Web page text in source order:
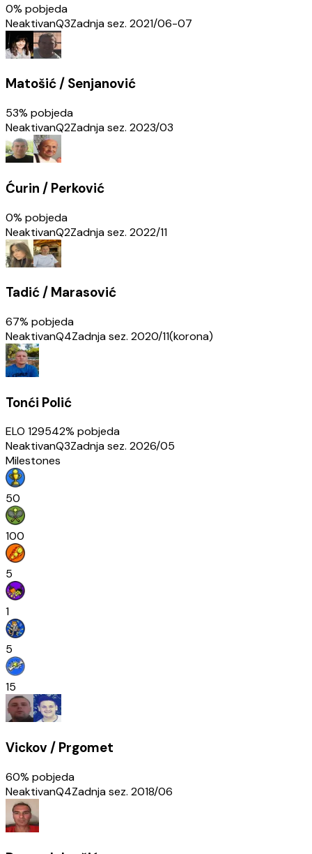
0% pobjeda
NeaktivanQ3Zadnja sez. 2021/06-07
Matošić / Senjanović
53% pobjeda
NeaktivanQ2Zadnja sez. 2023/03
Ćurin / Perković
0% pobjeda
NeaktivanQ2Zadnja sez. 2022/11
Tadić / Marasović
67% pobjeda
NeaktivanQ4Zadnja sez. 2020/11(korona)
Tonći Polić
ELO 129542% pobjeda
NeaktivanQ3Zadnja sez. 2026/05
Milestones
50
100
5
1
5
15
Vickov / Prgomet
60% pobjeda
NeaktivanQ4Zadnja sez. 2018/06